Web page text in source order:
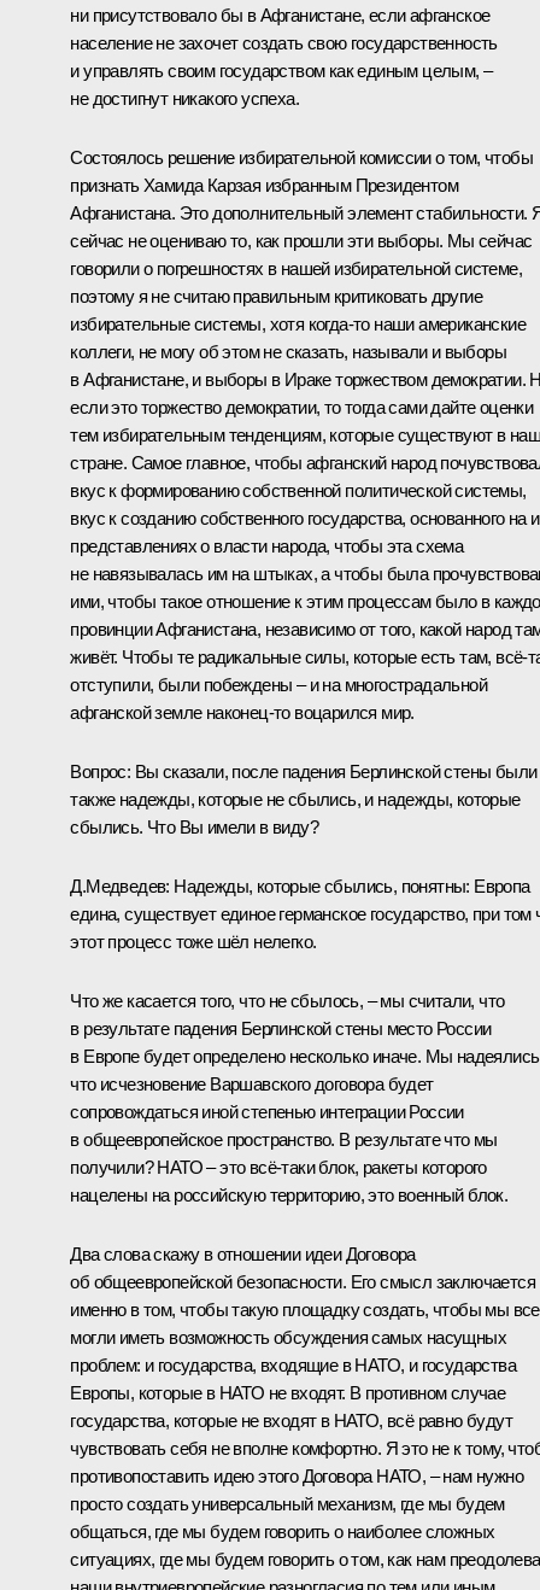
ни присутствовало бы в Афганистане, если афганское
население не захочет создать свою государственность
и управлять своим государством как единым целым, –
не достигнут никакого успеха.
Состоялось решение избирательной комиссии о том, чтобы
признать Хамида Карзая избранным Президентом
Афганистана. Это дополнительный элемент стабильности.
сейчас не оцениваю то, как прошли эти выборы. Мы сейчас
говорили о погрешностях в нашей избирательной системе,
поэтому я не считаю правильным критиковать другие
избирательные системы, хотя когда‑то наши американские
коллеги, не могу об этом не сказать, называли и выборы
в Афганистане, и выборы в Ираке торжеством демократии.
если это торжество демократии, то тогда сами дайте оценки
тем избирательным тенденциям, которые существуют в
стране. Самое главное, чтобы афганский народ
вкус к формированию собственной политической системы,
вкус к созданию собственного государства, основанного на
представлениях о власти народа, чтобы эта схема
не навязывалась им на штыках, а чтобы была
ими, чтобы такое отношение к этим процессам было в
провинции Афганистана, независимо от того, какой народ
живёт. Чтобы те радикальные силы, которые есть там,
отступили, были побеждены – и на многострадальной
афганской земле наконец‑то воцарился мир.
Вопрос: Вы сказали, после падения Берлинской стены были
также надежды, которые не сбылись, и надежды, которые
сбылись. Что Вы имели в виду?
Д.Медведев: Надежды, которые сбылись, понятны: Европа
едина, существует единое германское государство, при том
этот процесс тоже шёл нелегко.
Что же касается того, что не сбылось, – мы считали, что
в результате падения Берлинской стены место России
в Европе будет определено несколько иначе. Мы
что исчезновение Варшавского договора будет
сопровождаться иной степенью интеграции России
в общеевропейское пространство. В результате что мы
получили? НАТО – это всё‑таки блок, ракеты которого
нацелены на российскую территорию, это военный блок.
Два слова скажу в отношении идеи Договора
об общеевропейской безопасности. Его смысл заключается
именно в том, чтобы такую площадку создать, чтобы мы все
могли иметь возможность обсуждения самых насущных
проблем: и государства, входящие в НАТО, и государства
Европы, которые в НАТО не входят. В противном случае
государства, которые не входят в НАТО, всё равно будут
чувствовать себя не вполне комфортно. Я это не к тому,
противопоставить идею этого Договора НАТО, – нам нужно
просто создать универсальный механизм, где мы будем
общаться, где мы будем говорить о наиболее сложных
ситуациях, где мы будем говорить о том, как нам